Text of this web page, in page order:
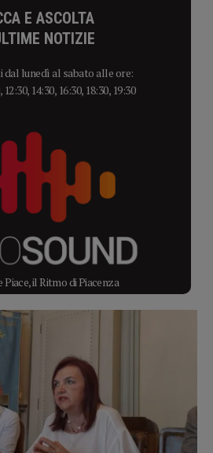
E ASCOLTA
NOTIZIE
dal lunedì al sabato alle ore:
12:30, 14:30, 16:30, 18:30, 19:30
Piace, il Ritmo di Piacenza